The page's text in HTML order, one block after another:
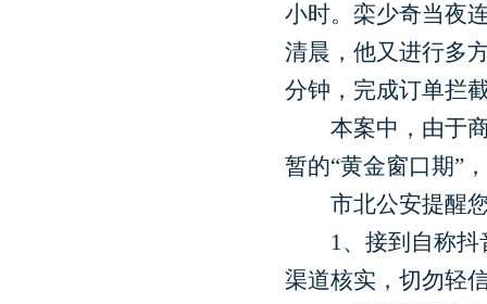
小时。栾少奇当夜
清晨，他又进行多
分钟，完成订单拦
本案中，由于商
暂的“黄金窗口期”
市北公安提醒
1、接到自称抖音
渠道核实，切勿轻